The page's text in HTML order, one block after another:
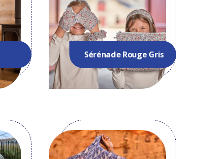
Sérénade Rouge Gris